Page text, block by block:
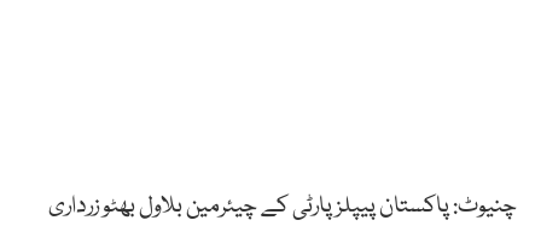
چنیوٹ: پاکستان پیپلز پارٹی کے چیئرمین بلاول بھٹو زرداری